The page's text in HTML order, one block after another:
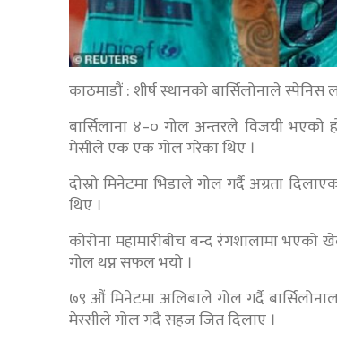
काठमाडौं : शीर्ष स्थानको बार्सिलोनाले
बार्सिलाना ४–० गोल अन्तरले विजयी भएको
मेसीले एक एक गोल गरेका थिए ।
दोस्रो मिनेटमा भिडाले गोल गर्दै अग्रता
थिए ।
कोरोना महामारीबीच बन्द रंगशालामा भएको
गोल थप्न सफल भयो ।
७९ औं मिनेटमा अलिबाले गोल गर्दै
मेस्सीले गोल गदै सहज जित दिलाए ।